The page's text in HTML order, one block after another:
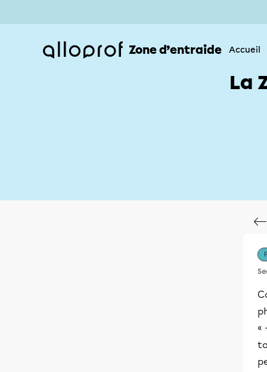
Zone d’entraide Accueil
La
«